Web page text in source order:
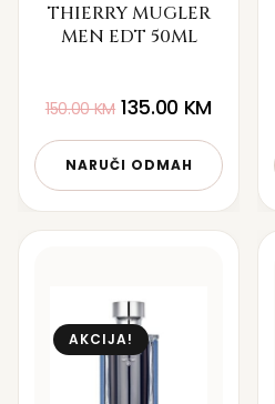
THIERRY MUGLER
MEN EDT 50ML
150.00KM 135.00 KM
NARUČI ODMAH
AKCIJA!